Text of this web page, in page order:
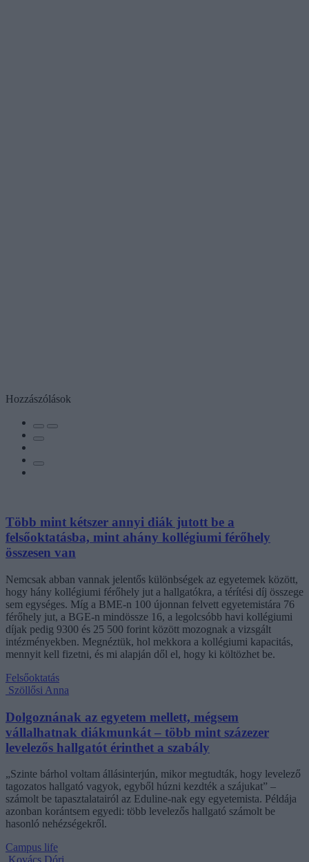
Hozzászólások
Több mint kétszer annyi diák jutott be a
felsőoktatásba, mint ahány kollégiumi férőhely
összesen van
Nemcsak abban vannak jelentős különbségek az egyetemek között,
hogy hány kollégiumi férőhely jut a hallgatókra, a térítési díj összege
sem egységes. Míg a BME-n 100 újonnan felvett egyetemistára 76
férőhely jut, a BGE-n mindössze 16, a legolcsóbb havi kollégiumi
díjak pedig 9300 és 25 500 forint között mozognak a vizsgált
intézményekben. Megnéztük, hol mekkora a kollégiumi kapacitás,
mennyit kell fizetni, és mi alapján dől el, hogy ki költözhet be.
Felsőoktatás
Szöllősi Anna
Dolgoznának az egyetem mellett, mégsem
vállalhatnak diákmunkát – több mint százezer
levelezős hallgatót érinthet a szabály
„Szinte bárhol voltam állásinterjún, mikor megtudták, hogy levelező
tagozatos hallgató vagyok, egyből húzni kezdték a szájukat” –
számolt be tapasztalatairól az Eduline-nak egy egyetemista. Példája
azonban korántsem egyedi: több levelezős hallgató számolt be
hasonló nehézségekről.
Campus life